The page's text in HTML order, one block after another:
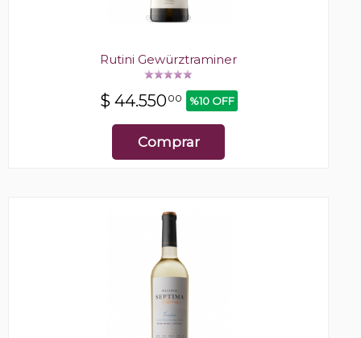
Rutini Gewürztraminer
$ 44.55000 %10 OFF
Comprar